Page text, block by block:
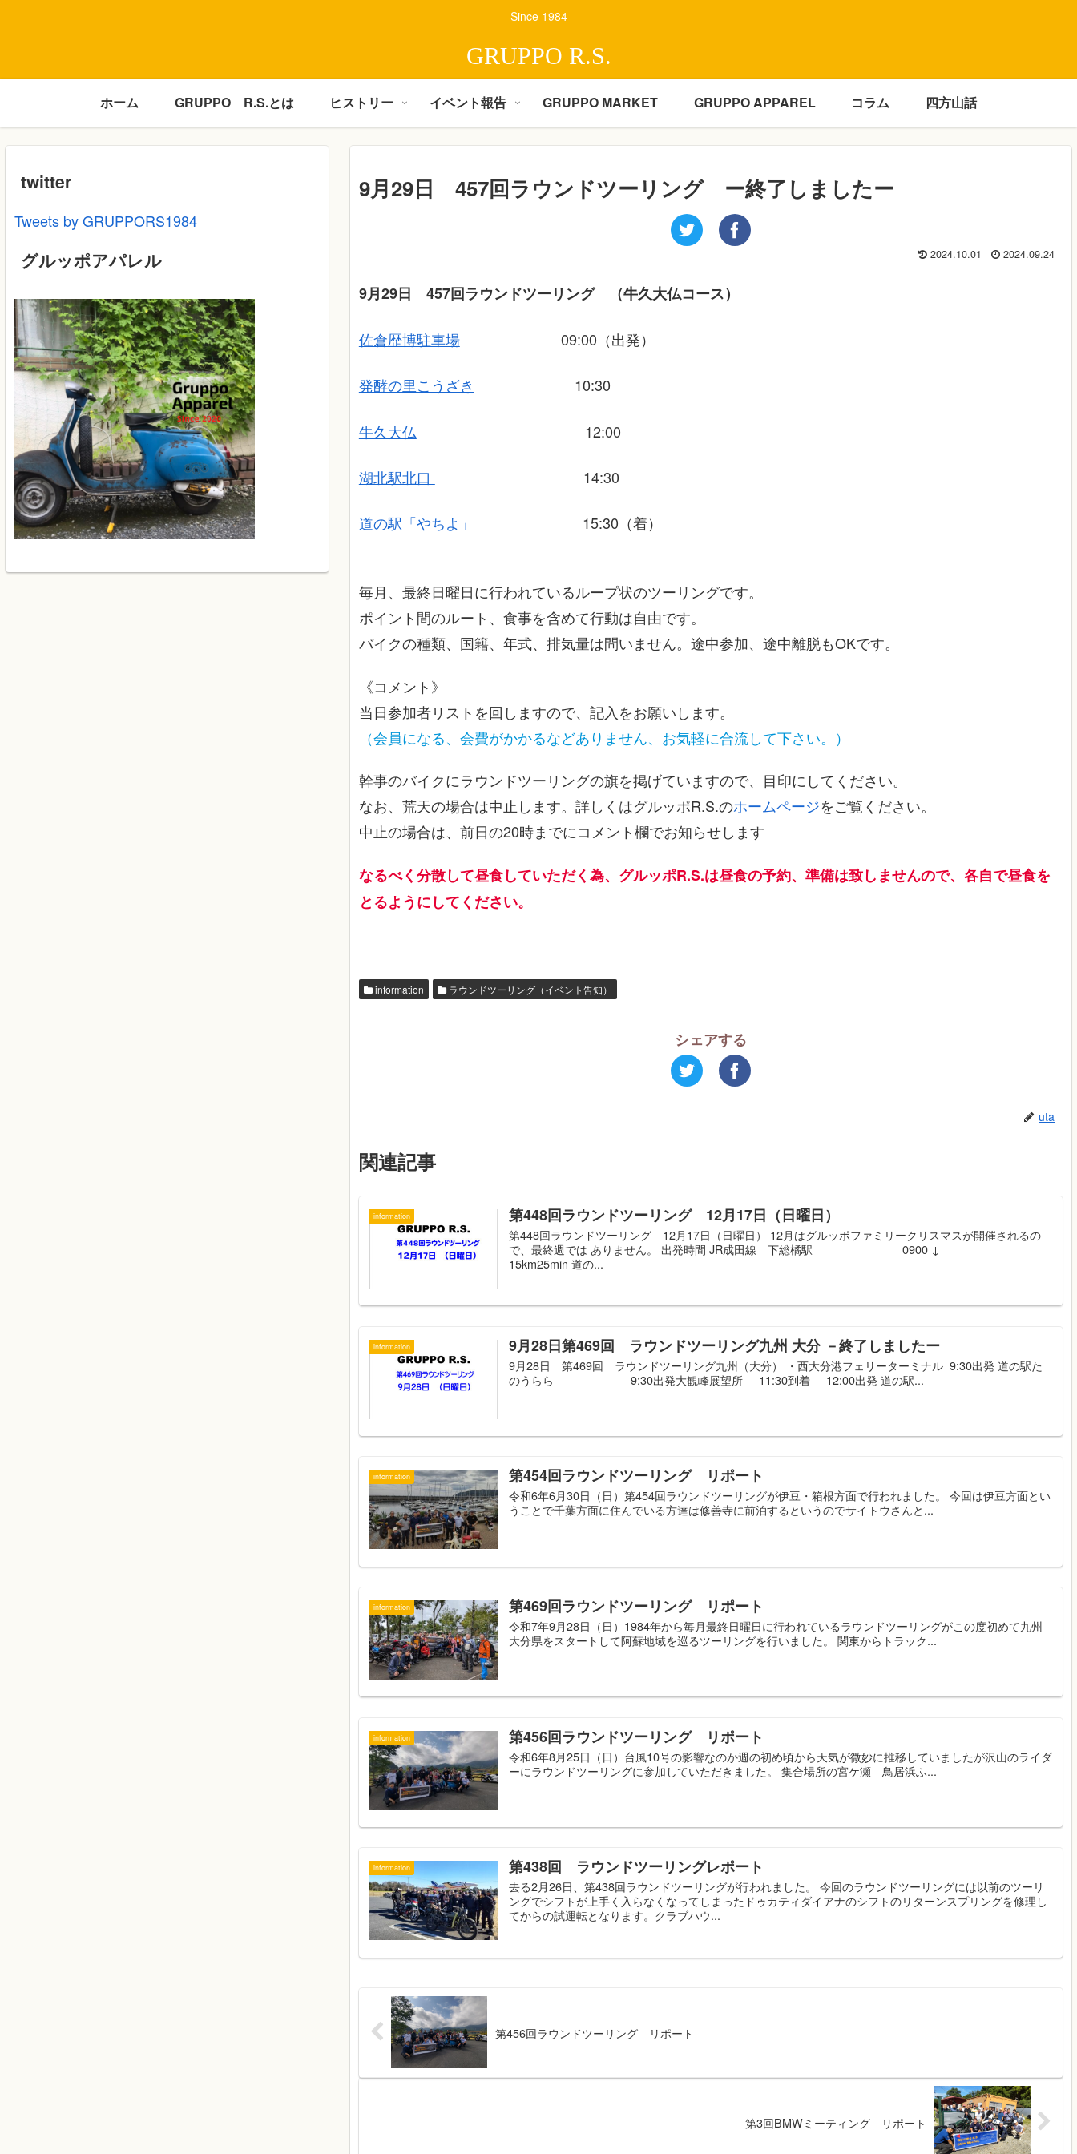
Since 1984
GRUPPO R.S.
ホーム GRUPPO R.S.とは ヒストリー イベント報告 GRUPPO MARKET GRUPPO APPAREL コラム 四方山話
9月29日 457回ラウンドツーリング ー終了しましたー
2024.10.01 2024.09.24
9月29日 457回ラウンドツーリング （牛久大仏コース）
佐倉歴博駐車場09:00（出発）
発酵の里こうざき 10:30
牛久大仏 12:00
湖北駅北口 14:30
道の駅「やちよ」 15:30（着）
毎月、最終日曜日に行われているループ状のツーリングです。
ポイント間のルート、食事を含めて行動は自由です。
バイクの種類、国籍、年式、排気量は問いません。途中参加、途中離脱もOKです。
《コメント》
当日参加者リストを回しますので、記入をお願いします。
（会員になる、会費がかかるなどありません、お気軽に合流して下さい。）
幹事のバイクにラウンドツーリングの旗を掲げていますので、目印にしてください。
なお、荒天の場合は中止します。詳しくはグルッポR.S.のホームページをご覧ください。
中止の場合は、前日の20時までにコメント欄でお知らせします
なるべく分散して昼食していただく為、グルッポR.S.は昼食の予約、準備は致しませんので、 各自で昼食を
とるようにしてください。
information ラウンドツーリング（イベント告知）
シェアする
uta
関連記事
information 第448回ラウンドツーリング 12月17日（日曜日）
第448回ラウンドツーリング 12月17日（日曜日） 12月はグルッポファミリークリスマスが開催されるの
で、最終週では ありません。 出発時間 JR成田線 下総橘駅 0900 ↓
15km25min 道の...
information 9月28日第469回 ラウンドツーリング九州 大分 －終了しましたー
9月28日 第469回 ラウンドツーリング九州（大分） ・西大分港フェリーターミナル 9:30出発 道の駅た
のうらら 9:30出発大観峰展望所 11:30到着 12:00出発 道の駅...
information 第454回ラウンドツーリング リポート
令和6年6月30日（日）第454回ラウンドツーリングが伊豆・箱根方面で行われました。 今回は伊豆方面とい
うことで千葉方面に住んでいる方達は修善寺に前泊するというのでサイトウさんと...
information 第469回ラウンドツーリング リポート
令和7年9月28日（日）1984年から毎月最終日曜日に行われているラウンドツーリングがこの度初めて九州
大分県をスタートして阿蘇地域を巡るツーリングを行いました。 関東からトラック...
information 第456回ラウンドツーリング リポート
令和6年8月25日（日）台風10号の影響なのか週の初め頃から天気が微妙に推移していましたが沢山のライダ
ーにラウンドツーリングに参加していただきました。 集合場所の宮ケ瀬 鳥居浜ふ...
information 第438回 ラウンドツーリングレポート
去る2月26日、第438回ラウンドツーリングが行われました。 今回のラウンドツーリングには以前のツーリ
ングでシフトが上手く入らなくなってしまったドゥカティダイアナのシフトのリターンスプリングを修理し
てからの試運転となります。クラブハウ...
第456回ラウンドツーリング リポート
第3回BMWミーティング リポート
twitter
Tweets by GRUPPORS1984
グルッポアパレル